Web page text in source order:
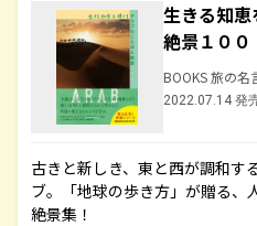
生きる知
絶景１００
BOOKS 旅の名
2022.07.14 発
古きと新しき、東と西が調和す
ブ。「地球の歩き方」が贈る、
絶景集！